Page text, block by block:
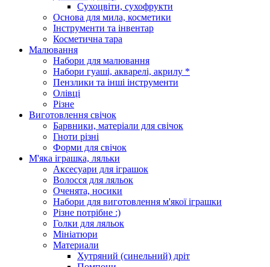
Сухоцвіти, сухофрукти
Основа для мила, косметики
Інструменти та інвентар
Косметична тара
Малювання
Набори для малювання
Набори гуаші, акварелі, акрилу *
Пензлики та інші інструменти
Олівці
Різне
Виготовлення свічок
Барвники, матеріали для свічок
Гноти різні
Форми для свічок
М'яка іграшка, ляльки
Аксесуари для іграшок
Волосся для ляльок
Оченята, носики
Набори для виготовлення м'якої іграшки
Різне потрібне :)
Голки для ляльок
Мініатюри
Материали
Хутряний (синельний) дріт